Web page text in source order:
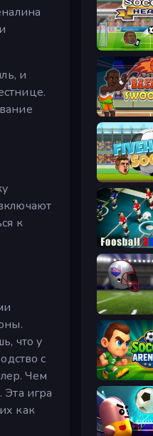
и
к
что у
с
Чем
игра
как
Soccer
Basket
Fiveheads
Foosball 3D
4th and
Soccer